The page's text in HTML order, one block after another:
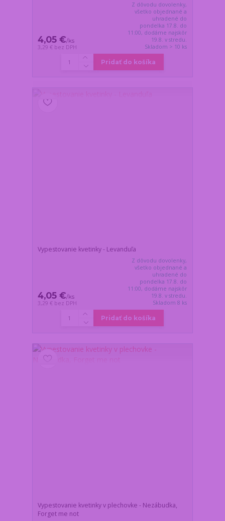
4,05 €/ks
3,29 € bez DPH
Z dôvodu dovolenky,
všetko objednané a
uhradené do
pondelka 17.8. do
11:00, dodáme najskôr
19.8. v stredu.
Skladom > 10 ks
Pridať do košíka
Vypestovanie kvetinky - Levanduľa
4,05 €/ks
3,29 € bez DPH
Z dôvodu dovolenky,
všetko objednané a
uhradené do
pondelka 17.8. do
11:00, dodáme najskôr
19.8. v stredu.
Skladom 8 ks
Pridať do košíka
Vypestovanie kvetinky v plechovke - Nezábudka,
Forget me not